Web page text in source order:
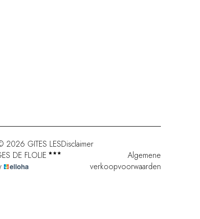
2026 GITES LES
DE FLOLIE
Disclaimer
Algemene
verkoopvoorwaarden